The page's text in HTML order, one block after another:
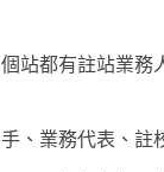
站都有註站業務
、業務代表、註